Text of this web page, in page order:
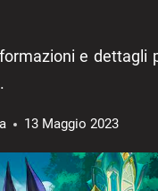
e dettagli
13 Maggio 2023